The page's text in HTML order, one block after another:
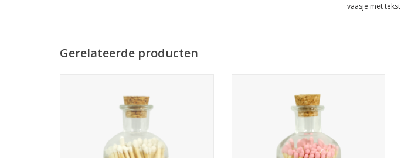
vaasje met tekst
Gerelateerde producten
Lengte van de lucifers: 8 cm
Afmetingen van het potje: 6 x 10,5 cm
Lengte van de lucifers: 8 cm